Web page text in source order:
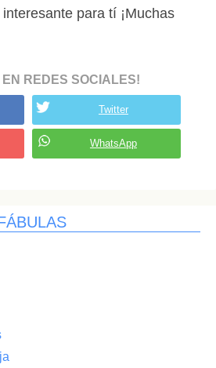
para tí ¡Muchas
EN REDES SOCIALES!
Twitter
WhatsApp